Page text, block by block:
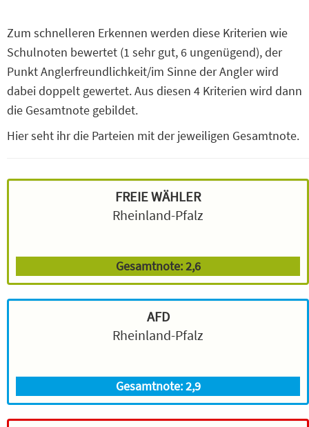
Zum schnelleren Erkennen werden diese Kriterien wie
Schulnoten bewertet (1 sehr gut, 6 ungenügend), der
Punkt Anglerfreundlichkeit/im Sinne der Angler wird
dabei doppelt gewertet. Aus diesen 4 Kriterien wird dann
die Gesamtnote gebildet.
Hier seht ihr die Parteien mit der jeweiligen Gesamtnote.
FREIE WÄHLER
Rheinland-Pfalz
Gesamtnote: 2,6
AFD
Rheinland-Pfalz
Gesamtnote: 2,9